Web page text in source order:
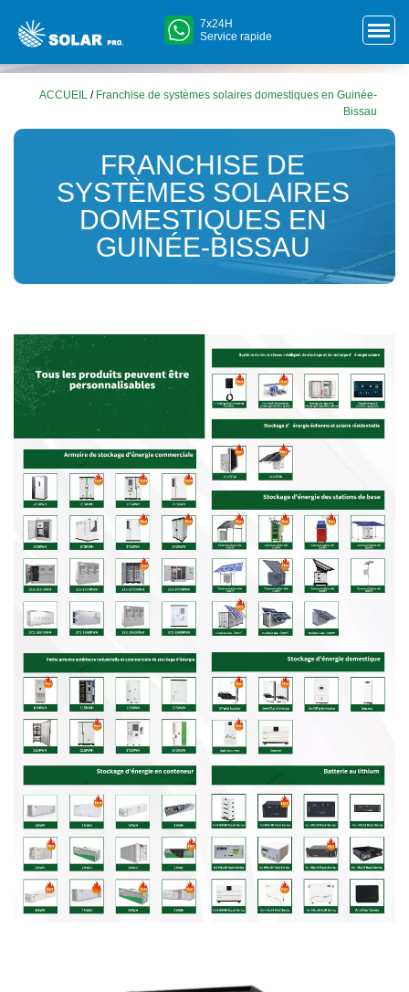
7x24H
Service rapide
ACCUEIL / Franchise de systèmes solaires domestiques en Guinée-
Bissau
FRANCHISE DE
SYSTÈMES SOLAIRES
DOMESTIQUES EN
GUINÉE-BISSAU